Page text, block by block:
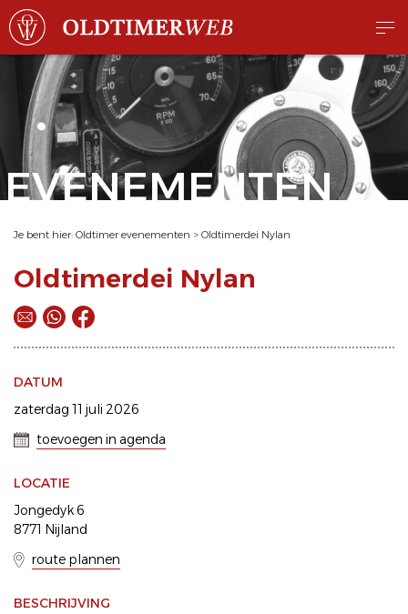
EVENEMENTEN
Je bent hier: Oldtimer evenementen > Oldtimerdei Nylan
Oldtimerdei Nylan
DATUM
zaterdag 11 juli 2026
toevoegen in agenda
LOCATIE
Jongedyk 6
8771 Nijland
route plannen
BESCHRIJVING